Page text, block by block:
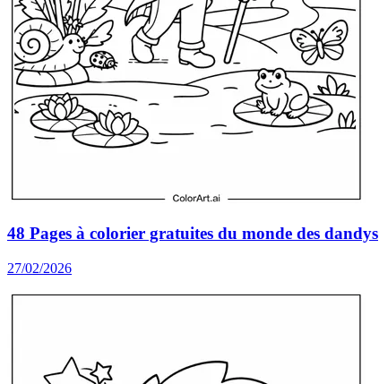
48 Pages à colorier gratuites du monde des dandys
27/02/2026